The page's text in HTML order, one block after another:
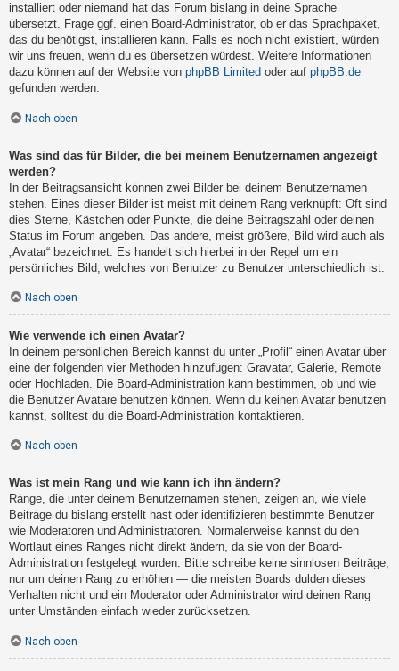
installiert oder niemand hat das Forum bislang in deine Sprache
übersetzt. Frage ggf. einen Board-Administrator, ob er das Sprachpaket,
das du benötigst, installieren kann. Falls es noch nicht existiert, würden
wir uns freuen, wenn du es übersetzen würdest. Weitere Informationen
dazu können auf der Website von phpBB Limited oder auf phpBB.de
gefunden werden.
Nach oben
Was sind das für Bilder, die bei meinem Benutzernamen angezeigt
werden?
In der Beitragsansicht können zwei Bilder bei deinem Benutzernamen
stehen. Eines dieser Bilder ist meist mit deinem Rang verknüpft: Oft sind
dies Sterne, Kästchen oder Punkte, die deine Beitragszahl oder deinen
Status im Forum angeben. Das andere, meist größere, Bild wird auch als
„Avatar“ bezeichnet. Es handelt sich hierbei in der Regel um ein
persönliches Bild, welches von Benutzer zu Benutzer unterschiedlich ist.
Nach oben
Wie verwende ich einen Avatar?
In deinem persönlichen Bereich kannst du unter „Profil“ einen Avatar über
eine der folgenden vier Methoden hinzufügen: Gravatar, Galerie, Remote
oder Hochladen. Die Board-Administration kann bestimmen, ob und wie
die Benutzer Avatare benutzen können. Wenn du keinen Avatar benutzen
kannst, solltest du die Board-Administration kontaktieren.
Nach oben
Was ist mein Rang und wie kann ich ihn ändern?
Ränge, die unter deinem Benutzernamen stehen, zeigen an, wie viele
Beiträge du bislang erstellt hast oder identifizieren bestimmte Benutzer
wie Moderatoren und Administratoren. Normalerweise kannst du den
Wortlaut eines Ranges nicht direkt ändern, da sie von der Board-
Administration festgelegt wurden. Bitte schreibe keine sinnlosen Beiträge,
nur um deinen Rang zu erhöhen — die meisten Boards dulden dieses
Verhalten nicht und ein Moderator oder Administrator wird deinen Rang
unter Umständen einfach wieder zurücksetzen.
Nach oben